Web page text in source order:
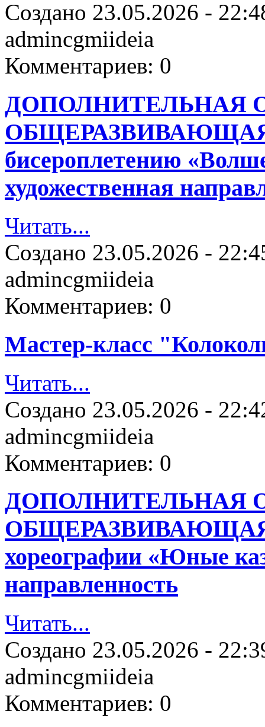
Создано 23.05.2026 -
admincgmiideia
Комментариев: 0
ДОПОЛНИТЕЛЬНАЯ
бисероплетению
художественная
Читать...
Создано 23.05.2026 -
admincgmiideia
Комментариев: 0
Мастер-класс
Читать...
Создано 23.05.2026 -
admincgmiideia
Комментариев: 0
ДОПОЛНИТЕЛЬНАЯ
хореографии «Юные
направленность
Читать...
Создано 23.05.2026 -
admincgmiideia
Комментариев: 0